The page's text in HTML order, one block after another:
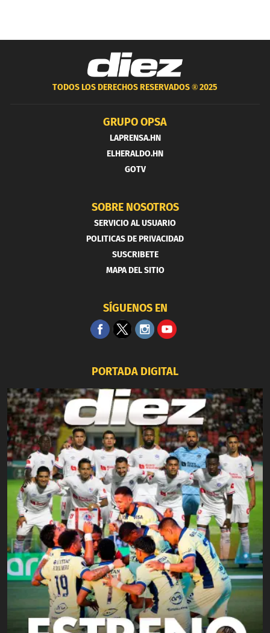
TODOS LOS DERECHOS RESERVADOS ®2025
GRUPO OPSA
LAPRENSA.HN
ELHERALDO.HN
GOTV
SOBRE NOSOTROS
SERVICIO AL USUARIO
POLITICAS DE PRIVACIDAD
SUSCRIBETE
MAPA DEL SITIO
SÍGUENOS EN
PORTADA DIGITAL